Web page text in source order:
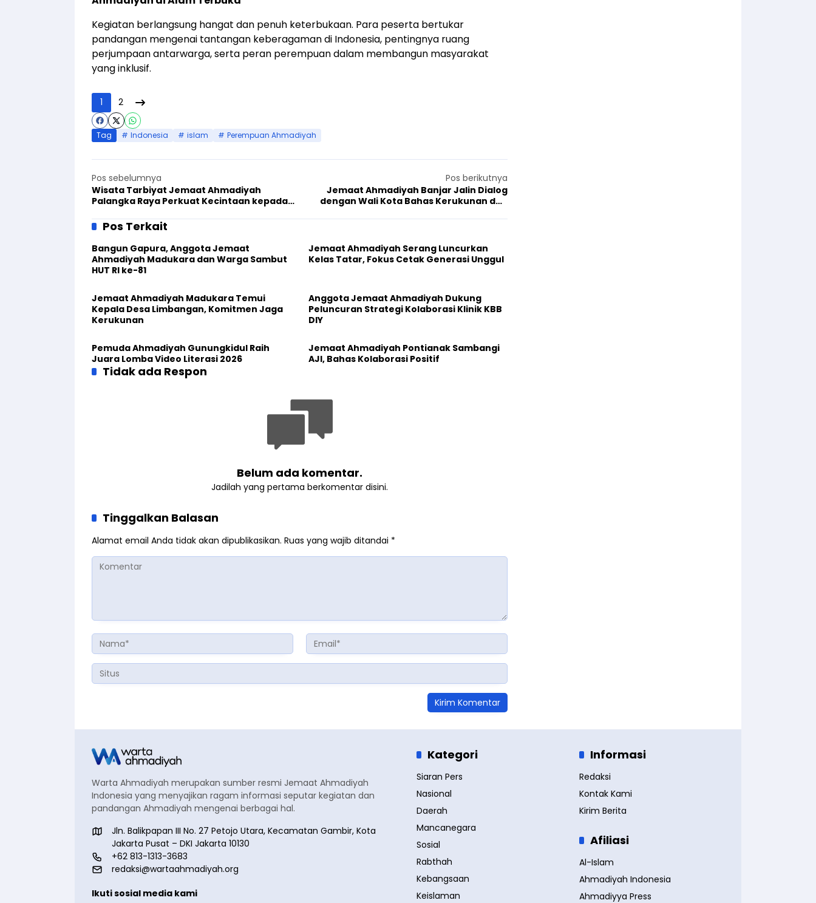
Kegiatan berlangsung hangat dan penuh keterbukaan. Para peserta bertukar
pandangan mengenai tantangan keberagaman di Indonesia, pentingnya ruang
perjumpaan antarwarga, serta peran perempuan dalam membangun masyarakat
yang inklusif.
1 2
Tag Indonesia islam Perempuan Ahmadiyah
Pos sebelumnya
Wisata Tarbiyat Jemaat Ahmadiyah
Palangka Raya Perkuat Kecintaan kepada
Pos berikutnya
Jemaat Ahmadiyah Banjar Jalin Dialog
dengan Wali Kota Bahas Kerukunan dan
Pos Terkait
Bangun Gapura, Anggota Jemaat
Ahmadiyah Madukara dan Warga Sambut
HUT RI ke-81
Jemaat Ahmadiyah Serang Luncurkan
Kelas Tatar, Fokus Cetak Generasi Unggul
Jemaat Ahmadiyah Madukara Temui
Kepala Desa Limbangan, Komitmen Jaga
Kerukunan
Anggota Jemaat Ahmadiyah Dukung
Peluncuran Strategi Kolaborasi Klinik KBB
DIY
Pemuda Ahmadiyah Gunungkidul Raih
Juara Lomba Video Literasi 2026
Jemaat Ahmadiyah Pontianak Sambangi
AJI, Bahas Kolaborasi Positif
Tidak ada Respon
Belum ada komentar.
Jadilah yang pertama berkomentar disini.
Tinggalkan Balasan
Alamat email Anda tidak akan dipublikasikan. Ruas yang wajib ditandai *
Warta Ahmadiyah merupakan sumber resmi Jemaat Ahmadiyah
Indonesia yang menyajikan ragam informasi seputar kegiatan dan
pandangan Ahmadiyah mengenai berbagai hal.
Jln. Balikpapan III No. 27 Petojo Utara, Kecamatan Gambir, Kota
Jakarta Pusat – DKI Jakarta 10130
+62 813-1313-3683
redaksi@wartaahmadiyah.org
Ikuti sosial media kami
Kategori
Siaran Pers
Nasional
Daerah
Mancanegara
Sosial
Rabthah
Kebangsaan
Keislaman
Informasi
Redaksi
Kontak Kami
Kirim Berita
Afiliasi
Al-Islam
Ahmadiyah Indonesia
Ahmadiyya Press